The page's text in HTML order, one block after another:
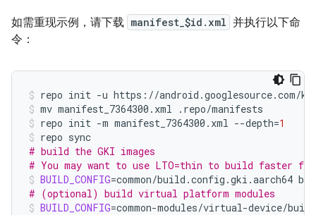
如需重现示例，请下载 manifest_$id.xml 并执行以下命
令：
repo init -u https://android.googlesource.com/
mv manifest_7364300.xml
.repo/manifests
repo init -m manifest_7364300.xml --depth=1
repo
# build the GKI images
# You may want to use LTO=thin to build faster for
BUILD_CONFIG=common/build.config.gki.aarch64
# (optional) build virtual platform modules
BUILD_CONFIG=common-modules/virtual-device/